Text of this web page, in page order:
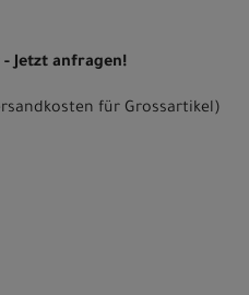
Jetzt anfragen!
für Grossartikel)